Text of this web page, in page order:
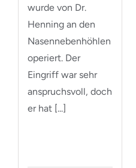
wurde von Dr.
Henning an den
Nasennebenhöhlen
operiert. Der
Eingriff war sehr
anspruchsvoll, doch
er hat [...]